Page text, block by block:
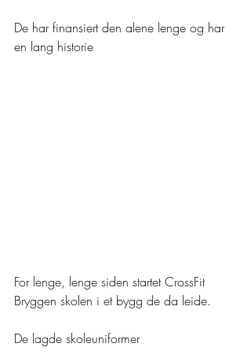
De har finansiert den alene lenge og har
en lang historie
For lenge, lenge siden startet CrossFit
Bryggen skolen i et bygg de da leide.
De lagde skoleuniformer